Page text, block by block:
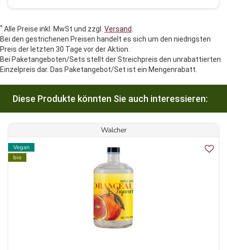
* Alle Preise inkl. MwSt und zzgl. Versand
Bei den gestrichenen Preisen handelt es sich um den niedrigsten
Preis der letzten 30 Tage vor der Aktion.
Bei Paketangeboten/Sets stellt der Streichpreis den unrabattierten
Einzelpreis dar. Das Paketangebot/Set ist ein Mengenrabatt.
Diese Produkte könnten Sie auch interessieren:
Walcher
Vegan
bio